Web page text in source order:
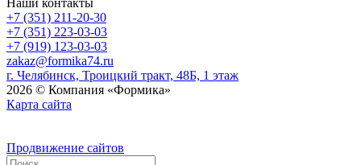
+7 (351) 211-20-30
+7 (351) 223-03-03
+7 (919) 123-03-03
zakaz@formika74.ru
г. Челябинск, Троицкий тракт, 48Б, 1 этаж
2026 © Компания «Формика»
Карта сайта
Продвижение сайтов